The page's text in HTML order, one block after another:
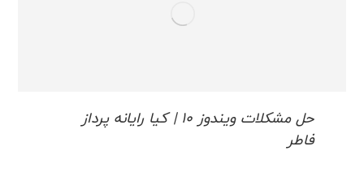
حل مشکلات ویندوز 10 | کیا رایانه پرداز
فاطر